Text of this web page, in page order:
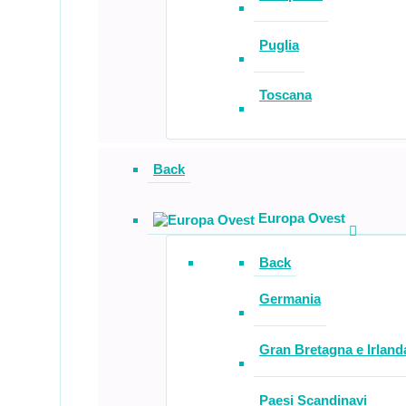
Puglia
Toscana
Back
Europa Ovest
Back
Germania
Gran Bretagna e
Paesi Scandinavi